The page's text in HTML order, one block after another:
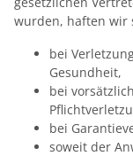
wurden, haften wir
bei
Gesundheit,
bei
bei
soweit der